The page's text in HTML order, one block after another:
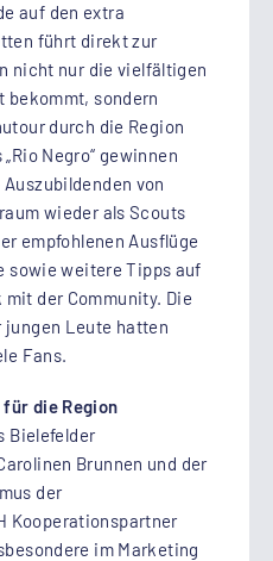
auf den extra
führt direkt zur
nicht nur die vielfältigen
bekommt, sondern
durch die Region
Negro“ gewinnen
von
wieder als Scouts
empfohlenen Ausflüge
sowie weitere Tipps auf
der Community. Die
Leute hatten
Fans.
die Region
Bielefelder
Brunnen und der
der
Kooperationspartner
im Marketing